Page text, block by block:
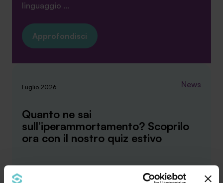
linguaggio ...
Approfondisci
Luglio 2026 News
Quanto ne sai
sull’iperammortamento? Scoprilo
ora con il nostro quiz estivo